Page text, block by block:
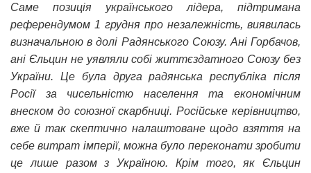
Саме позиція українського лідера, підтримана
референдумом 1 грудня про незалежність, виявилась
визначальною в долі Радянського Союзу. Ані Горбачов,
ані Єльцин не уявляли собі життєздатного Союзу без
України. Це була друга радянська республіка після
Росії за чисельністю населення та економічним
внеском до союзної скарбниці. Російське керівництво,
вже й так скептично налаштоване щодо взяття на
себе витрат імперії, можна було переконати зробити
це лише разом з Україною. Крім того, як Єльцин